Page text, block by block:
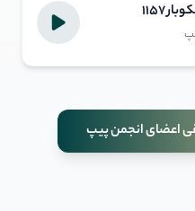
1157
اعضای انجمن پیپ